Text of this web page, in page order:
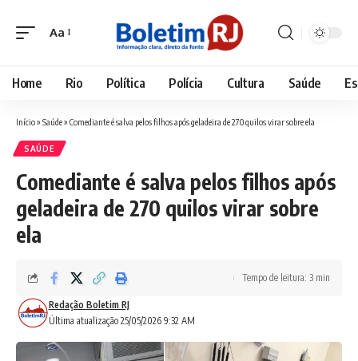
Font
Aa
Home Rio Política Polícia Cultura Saúde
Início» Saúde» Comediante é salva pelos filhos após geladeira de 270 quilos virar sobre ela
SAÚDE
Comediante é salva pelos filhos após
geladeira de 270 quilos virar sobre
ela
Última atualização 25/05/2026 9:32 AM
Redação Boletim RJ
Tempo de leitura: 3 min